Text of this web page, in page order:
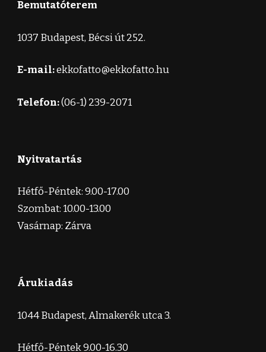
Bemutatóterem
1037 Budapest, Bécsi út 252.
E-mail:ekkofatto@ekkofatto.hu
Telefon:(06-1) 239-2071
Nyitvatartás
Hétfő-Péntek: 9.00-17.00
Szombat: 10.00-13.00
Vasárnap: Zárva
Árukiadás
1044 Budapest, Almakerék utca 3.
Hétfő-Péntek 9.00-16.30